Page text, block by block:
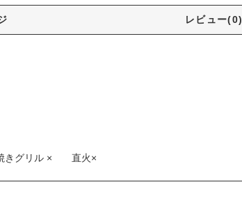
レビュー(0)
グリル × 直火×